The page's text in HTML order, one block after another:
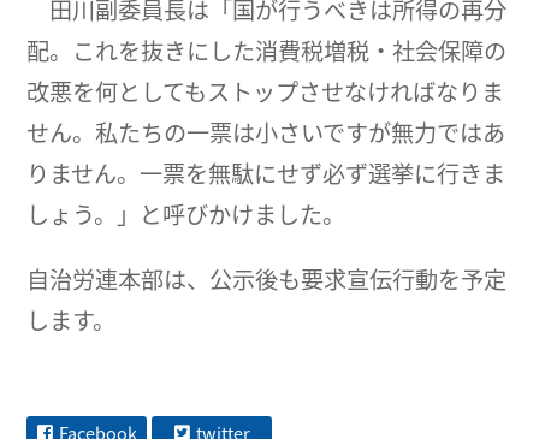
田川副委員長は「国が行うべきは所得の再分
配。これを抜きにした消費税増税・社会保障の
改悪を何としてもストップさせなければなりま
せん。私たちの一票は小さいですが無力ではあ
りません。一票を無駄にせず必ず選挙に行きま
しょう。」と呼びかけました。
自治労連本部は、公示後も要求宣伝行動を予定
します。
Facebook twitter